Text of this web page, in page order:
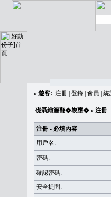
» 遊客: 注冊 登錄 會員 統
礎聶織簷翻�䪖壅� » 注冊
注冊 - 必填內容
用戶名:
密碼:
確認密碼:
安全提問: